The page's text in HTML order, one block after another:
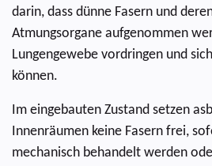
darin, dass dünne Fasern und
Atmungsorgane aufgenommen
Lungengewebe vordringen und
können.
Im eingebauten Zustand setzen
Innenräumen keine Fasern frei,
mechanisch behandelt werden